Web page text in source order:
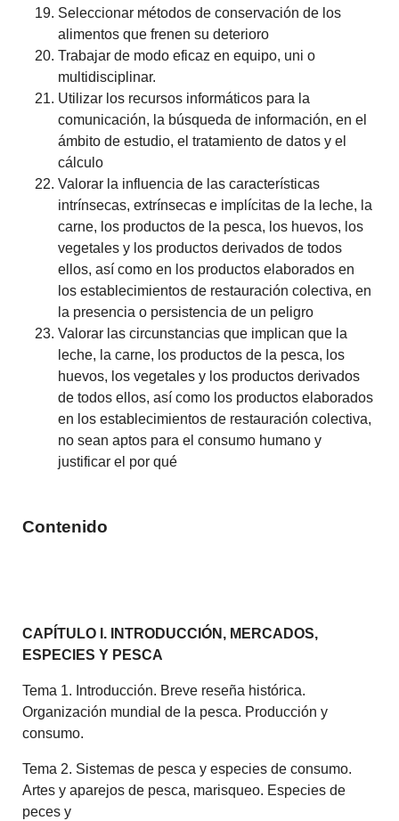
Seleccionar métodos de conservación de los
alimentos que frenen su deterioro
Trabajar de modo eficaz en equipo, uni o
multidisciplinar.
Utilizar los recursos informáticos para la
comunicación, la búsqueda de información, en el
ámbito de estudio, el tratamiento de datos y el
cálculo
Valorar la influencia de las características
intrínsecas, extrínsecas e implícitas de la leche, la
carne, los productos de la pesca, los huevos, los
vegetales y los productos derivados de todos
ellos, así como en los productos elaborados en
los establecimientos de restauración colectiva, en
la presencia o persistencia de un peligro
Valorar las circunstancias que implican que la
leche, la carne, los productos de la pesca, los
huevos, los vegetales y los productos derivados
de todos ellos, así como los productos elaborados
en los establecimientos de restauración colectiva,
no sean aptos para el consumo humano y
justificar el por qué
Contenido
CAPÍTULO I. INTRODUCCIÓN, MERCADOS,
ESPECIES Y PESCA
Tema 1. Introducción. Breve reseña histórica.
Organización mundial de la pesca. Producción y
consumo.
Tema 2. Sistemas de pesca y especies de consumo.
Artes y aparejos de pesca, marisqueo. Especies de
peces y